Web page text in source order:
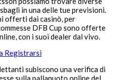
in una delle tue previsioni.
offerti dai casinò, per
DFB Cup sono offerte
con i suoi dealer dal vivo.
Registrarsi
subiscono una verifica di
sulla pallanuoto online del